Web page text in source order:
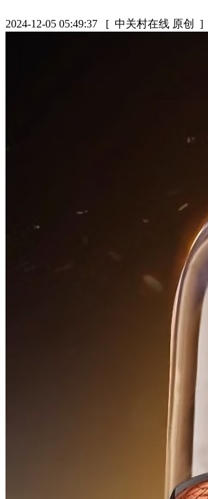
2024-12-05 05:49:37 [ 中关村在线 原创 ]